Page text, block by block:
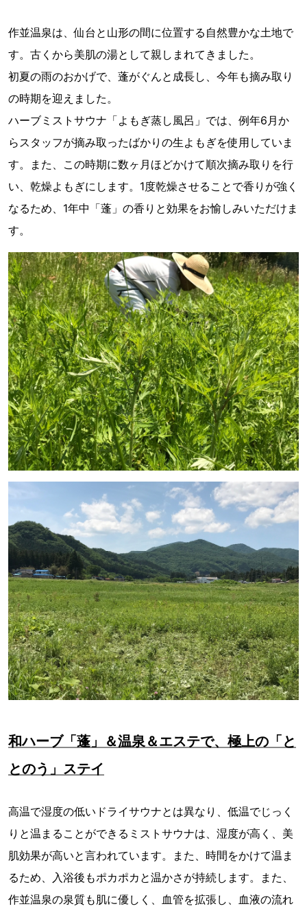
作並温泉は、仙台と山形の間に位置する自然豊かな土地で
す。古くから美肌の湯として親しまれてきました。
初夏の雨のおかげで、蓬がぐんと成長し、今年も摘み取り
の時期を迎えました。
ハーブミストサウナ「よもぎ蒸し風呂」では、例年6月か
らスタッフが摘み取ったばかりの生よもぎを使用していま
す。また、この時期に数ヶ月ほどかけて順次摘み取りを行
い、乾燥よもぎにします。1度乾燥させることで香りが強く
なるため、1年中「蓬」の香りと効果をお愉しみいただけま
す。
和ハーブ「蓬」＆温泉＆エステで、極上の「と
とのう」ステイ
高温で湿度の低いドライサウナとは異なり、低温でじっく
りと温まることができるミストサウナは、湿度が高く、美
肌効果が高いと言われています。また、時間をかけて温ま
るため、入浴後もポカポカと温かさが持続します。また、
作並温泉の泉質も肌に優しく、血管を拡張し、血液の流れ